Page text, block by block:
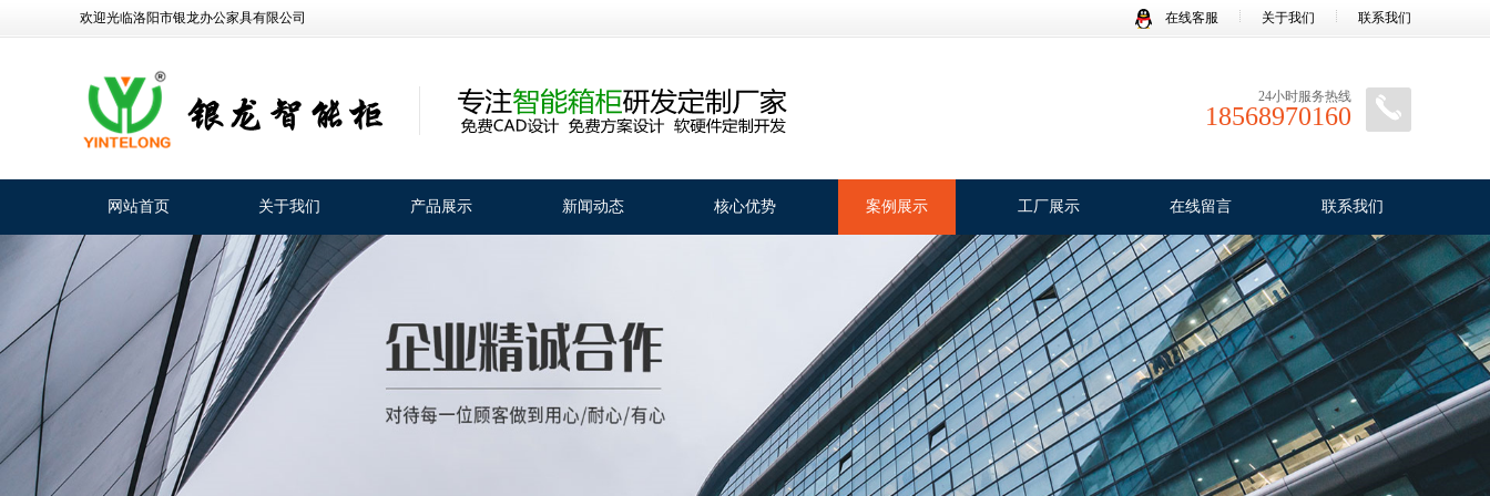
在线客服 关于我们 联系我们
欢迎光临洛阳市银龙办公家具有限公司
24小时服务热线
18568970160
网站首页 关于我们 产品展示 新闻动态 核心优势 案例展示 工厂展示 在线留言 联系我们